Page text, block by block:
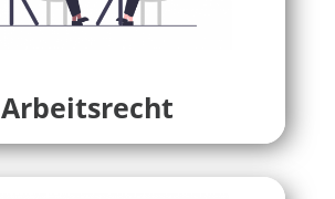
Arbeitsrecht